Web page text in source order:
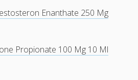
Enanthate 250 Mg
Propionate 100 Mg 10 Ml